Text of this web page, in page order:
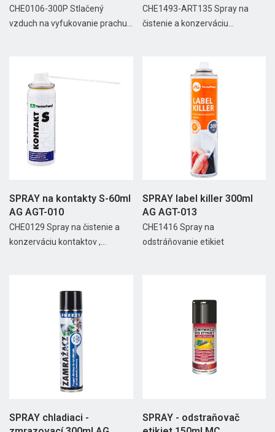
CHE0106-300P Stlačený
vzduch na vyfukovanie prachu...
CHE1493-ART135 Spray na
čistenie a konzerváciu...
SPRAY na kontakty S-60ml
AG AGT-010
CHE0129 Spray na čistenie a
konzerváciu kontaktov ,...
SPRAY label killer 300ml
AG AGT-013
CHE1416 Spray na
odstráňovanie etikiet
SPRAY chladiaci -
SPRAY - odstraňovač